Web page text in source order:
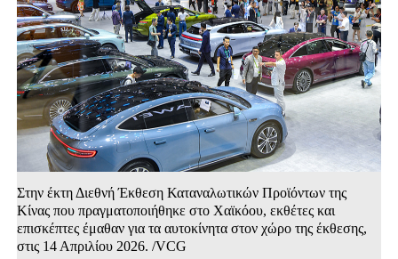
Στην έκτη Διεθνή Έκθεση Καταναλωτικών Προϊόντων της
Κίνας που πραγματοποιήθηκε στο Χαϊκόου, εκθέτες και
επισκέπτες έμαθαν για τα αυτοκίνητα στον χώρο της έκθεσης,
στις 14 Απριλίου 2026. /VCG